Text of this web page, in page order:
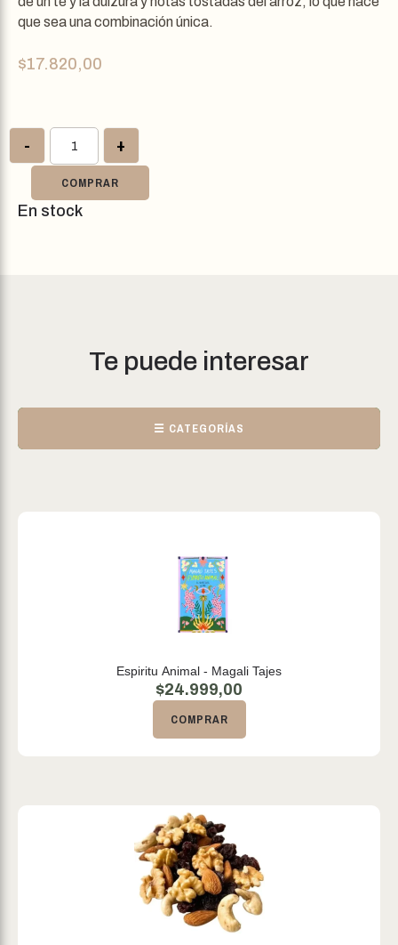
que sea una combinación única.
$17.820,00
- +
COMPRAR
En stock
Te puede interesar
☰ CATEGORÍAS
Espiritu Animal - Magali Tajes
$24.999,00
COMPRAR